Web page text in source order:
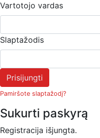
Vartotojo vardas
Slaptažodis
Prisijungti
Pamiršote slaptažodį?
Sukurti paskyrą
Registracija išjungta.